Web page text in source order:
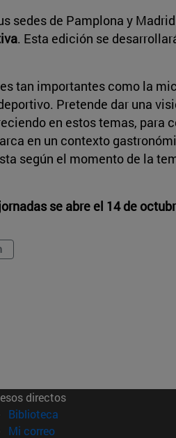
sedes de Pamplona y
. Esta edición se
tan importantes como la
Pretende dar una
en estos temas, para
en un contexto
según el momento de la
se abre el 14 de
directos
Biblioteca (abre en nueva
Mi correo(abre en nueva ventana)